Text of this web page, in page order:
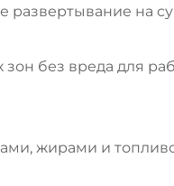
развертывание на
зон без вреда для
жирами и